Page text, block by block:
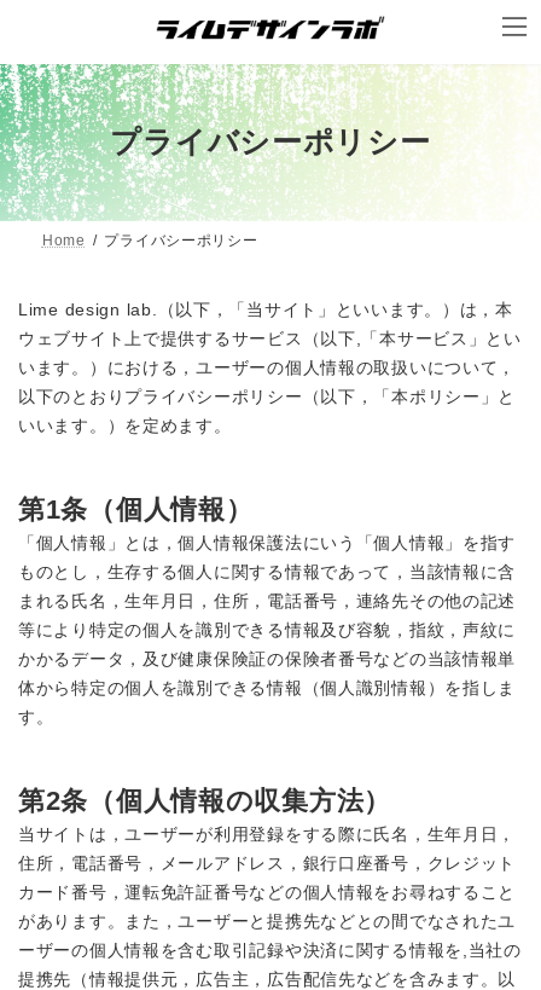
テ
ン
ツ
へ
ス
キ
ゲ
ー
シ
ョ
ン
に
プライバシーポリシー
Home プライバシーポリシー
Lime design lab.（以下，「当サイト」といいます。）は，本
ウェブサイト上で提供するサービス（以下,「本サービス」とい
います。）における，ユーザーの個人情報の取扱いについて，
以下のとおりプライバシーポリシー（以下，「本ポリシー」と
いいます。）を定めます。
第1条（個人情報）
「個人情報」とは，個人情報保護法にいう「個人情報」を指す
ものとし，生存する個人に関する情報であって，当該情報に含
まれる氏名，生年月日，住所，電話番号，連絡先その他の記述
等により特定の個人を識別できる情報及び容貌，指紋，声紋に
かかるデータ，及び健康保険証の保険者番号などの当該情報単
体から特定の個人を識別できる情報（個人識別情報）を指しま
す。
第2条（個人情報の収集方法）
当サイトは，ユーザーが利用登録をする際に氏名，生年月日，
住所，電話番号，メールアドレス，銀行口座番号，クレジット
カード番号，運転免許証番号などの個人情報をお尋ねすること
があります。また，ユーザーと提携先などとの間でなされたユ
ーザーの個人情報を含む取引記録や決済に関する情報を,当社の
提携先（情報提供元，広告主，広告配信先などを含みます。以